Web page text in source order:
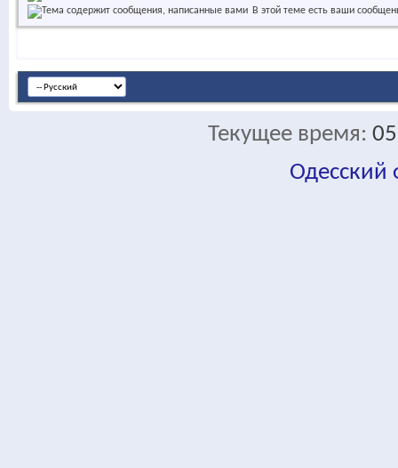
В этой теме есть ваши
Текущее время:
Одесский